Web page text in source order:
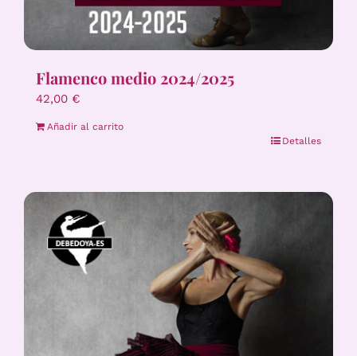
Flamenco medio 2024/2025
42,00 €
Añadir al carrito
Detalles